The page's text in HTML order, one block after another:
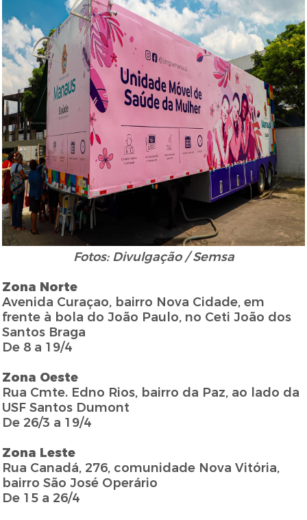
Fotos: Divulgação / Semsa
Zona Norte
Avenida Curaçao, bairro Nova Cidade, em
frente à bola do João Paulo, no Ceti João dos
Santos Braga
De 8 a 19/4
Zona Oeste
Rua Cmte. Edno Rios, bairro da Paz, ao lado da
USF Santos Dumont
De 26/3 a 19/4
Zona Leste
Rua Canadá, 276, comunidade Nova Vitória,
bairro São José Operário
De 15 a 26/4